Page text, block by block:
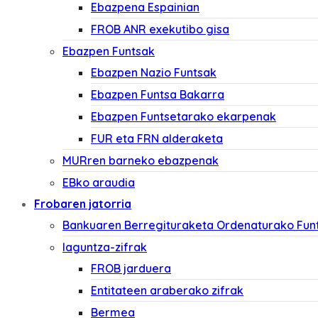
Ebazpena Espainian
FROB ANR exekutibo gisa
Ebazpen Funtsak
Ebazpen Nazio Funtsak
Ebazpen Funtsa Bakarra
Ebazpen Funtsetarako ekarpenak
FUR eta FRN alderaketa
MURren barneko ebazpenak
EBko araudia
Frobaren jatorria
Bankuaren Berregituraketa Ordenaturako
laguntza-zifrak
FROB jarduera
Entitateen araberako zifrak
Bermea